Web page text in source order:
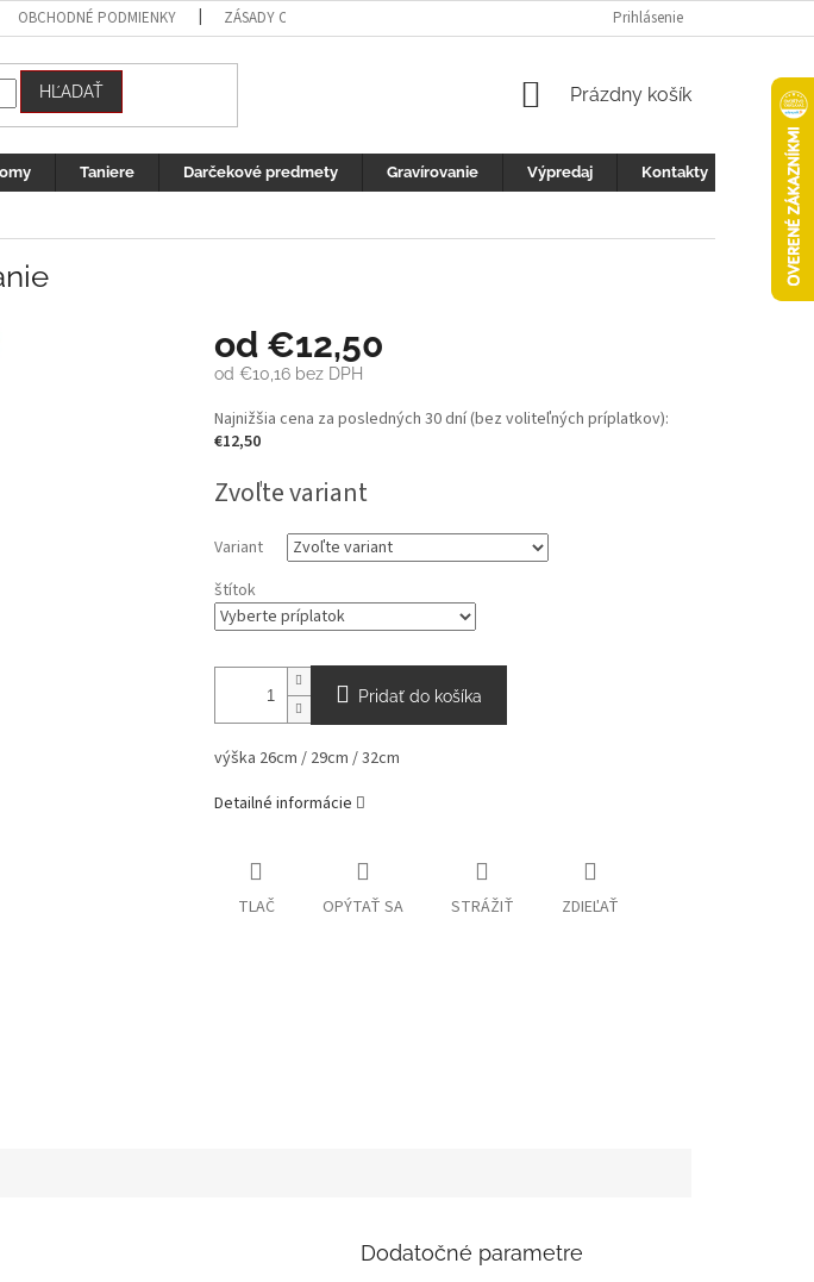
OBCHODNÉ PODMIENKY ZÁSADY OCHRANY OSOBNÝCH ÚDAJOV FOTOGALERIA KONTAKTY
Prihlásenie
HĽADAŤ
NÁKUPNÝ
Prázdny košík
Taniere Darčekové predmety Gravírovanie Výpredaj Kontakty
od €12,50
od €10,16bez DPH
Jednotková
cena:
Najnižšia cena za posledných 30 dní (bez voliteľných príplatkov):
€12,50
Zvoľte variant
Variant
štítok
Pridať do košíka
výška 26cm / 29cm / 32cm
Detailné informácie
TLAČ OPÝTAŤ SA STRÁŽIŤ ZDIEĽAŤ
Dodatočné parametre